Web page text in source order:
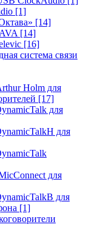
[1]
[14]
[14]
[16]
система связи
Holm для
[17]
для
для
для
для
[1]